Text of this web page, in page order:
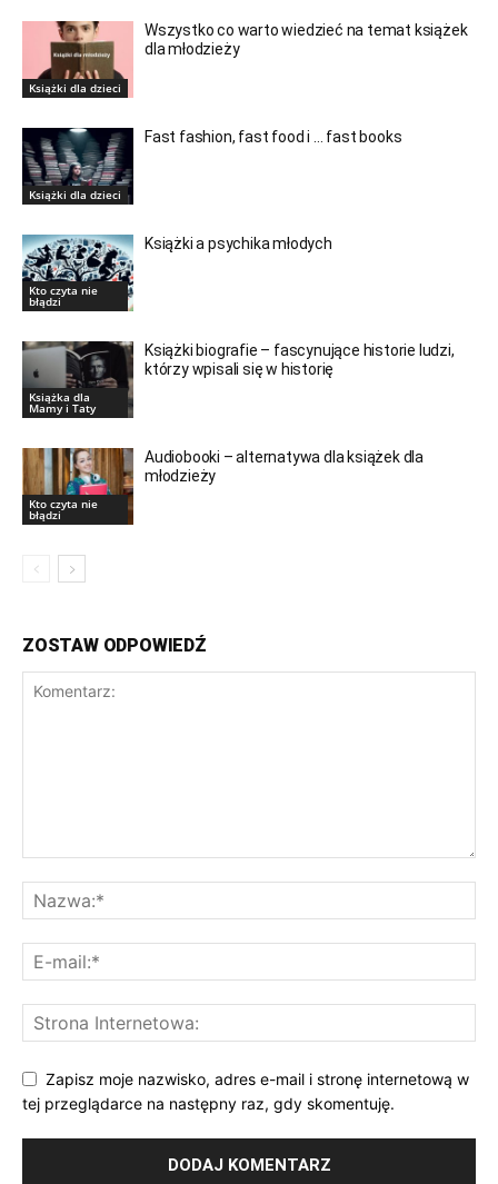
Książki dla dzieci
Wszystko co warto wiedzieć na temat książek
dla młodzieży
Książki dla dzieci
Fast fashion, fast food i … fast books
Kto czyta nie
błądzi
Książki a psychika młodych
Książka dla
Mamy i Taty
Książki biografie – fascynujące historie ludzi,
którzy wpisali się w historię
Kto czyta nie
błądzi
Audiobooki – alternatywa dla książek dla
młodzieży
ZOSTAW ODPOWIEDŹ
Zapisz moje nazwisko, adres e-mail i stronę internetową w
tej przeglądarce na następny raz, gdy skomentuję.